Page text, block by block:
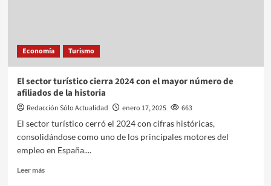
Economía Turismo
El sector turístico cierra 2024 con el mayor número de
afiliados de la historia
Redacción Sólo Actualidad enero 17, 2025
663
El sector turístico cerró el 2024 con cifras históricas,
consolidándose como uno de los principales motores del
empleo en España....
Leer más